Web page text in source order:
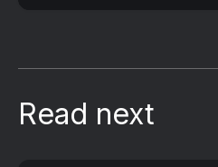
Read next